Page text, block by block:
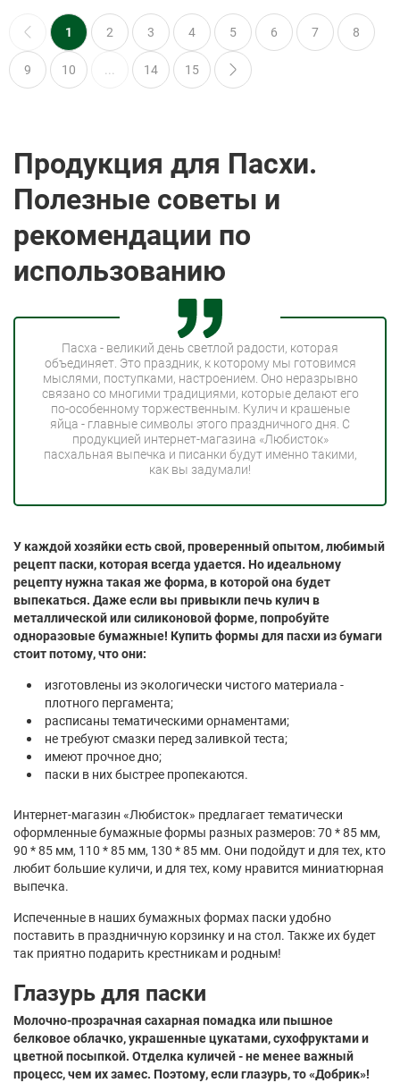
1 2 3 4 5 6 7 8
9 10 14 15
Продукция для Пасхи.
Полезные советы и
рекомендации по
использованию
Пасха - великий день светлой радости, которая
объединяет. Это праздник, к которому мы готовимся
мыслями, поступками, настроением. Оно неразрывно
связано со многими традициями, которые делают его
по-особенному торжественным. Кулич и крашеные
яйца - главные символы этого праздничного дня. С
продукцией интернет-магазина «Любисток»
пасхальная выпечка и писанки будут именно такими,
как вы задумали!
У каждой хозяйки есть свой, проверенный опытом, любимый
рецепт паски, которая всегда удается. Но идеальному
рецепту нужна такая же форма, в которой она будет
выпекаться. Даже если вы привыкли печь кулич в
металлической или силиконовой форме, попробуйте
одноразовые бумажные! Купить формы для пасхи из бумаги
стоит потому, что они:
изготовлены из экологически чистого материала -
плотного пергамента;
расписаны тематическими орнаментами;
не требуют смазки перед заливкой теста;
имеют прочное дно;
паски в них быстрее пропекаются.
Интернет-магазин «Любисток» предлагает тематически
оформленные бумажные формы разных размеров: 70 * 85 мм,
90 * 85 мм, 110 * 85 мм, 130 * 85 мм. Они подойдут и для тех, кто
любит большие куличи, и для тех, кому нравится миниатюрная
выпечка.
Испеченные в наших бумажных формах паски удобно
поставить в праздничную корзинку и на стол. Также их будет
так приятно подарить крестникам и родным!
Глазурь для паски
Молочно-прозрачная сахарная помадка или пышное
белковое облачко, украшенные цукатами, сухофруктами и
цветной посыпкой. Отделка куличей - не менее важный
процесс, чем их замес. Поэтому, если глазурь, то «Добрик»!